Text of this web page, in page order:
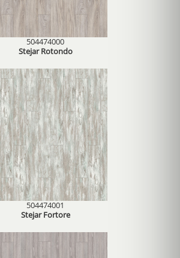
504474000
Stejar Rotondo
504474001
Stejar Fortore